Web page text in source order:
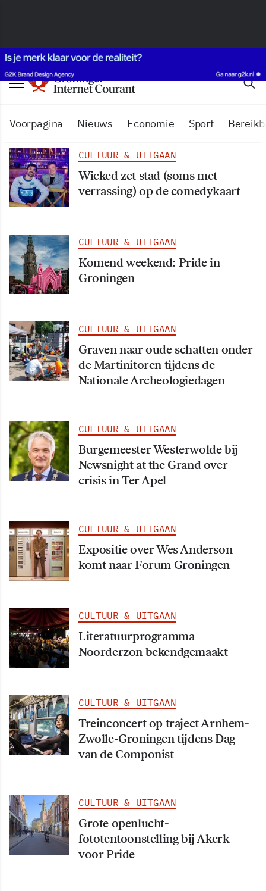
Voorpagina Nieuws Economie Sport
CULTUUR & UITGAAN
Wicked zet stad (soms met
verrassing) op de comedykaart
CULTUUR & UITGAAN
Komend weekend: Pride in
Groningen
CULTUUR & UITGAAN
Graven naar oude schatten onder
de Martinitoren tijdens de
Nationale Archeologiedagen
CULTUUR & UITGAAN
Burgemeester Westerwolde bij
Newsnight at the Grand over
crisis in Ter Apel
CULTUUR & UITGAAN
Expositie over Wes Anderson
komt naar Forum Groningen
CULTUUR & UITGAAN
Literatuurprogramma
Noorderzon bekendgemaakt
CULTUUR & UITGAAN
Treinconcert op traject Arnhem-
Zwolle-Groningen tijdens Dag
van de Componist
CULTUUR & UITGAAN
Grote openlucht-
fototentoonstelling bij Akerk
voor Pride